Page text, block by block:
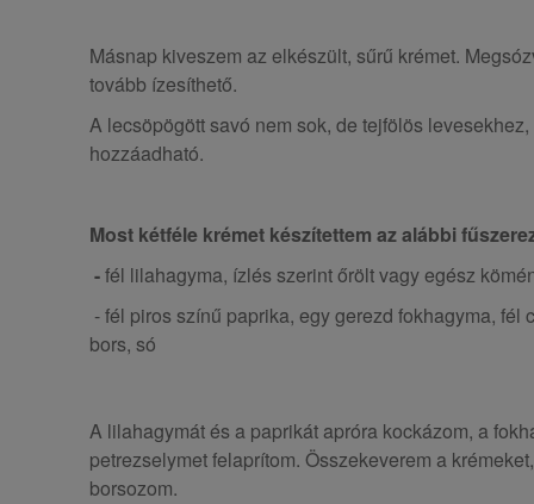
Másnap kiveszem az elkészült, sűrű krémet.
tovább ízesíthető.
A lecsöpögött savó nem sok, de tejfölös
hozzáadható.
Most kétféle krémet készítettem az alábbi
-fél lilahagyma, ízlés szerint őrölt vagy egész
- fél piros színű paprika, egy gerezd fokhagyma, fél
bors, só
A lilahagymát és a paprikát apróra kockázom, a
petrezselymet felaprítom. Összekeverem a
borsozom.